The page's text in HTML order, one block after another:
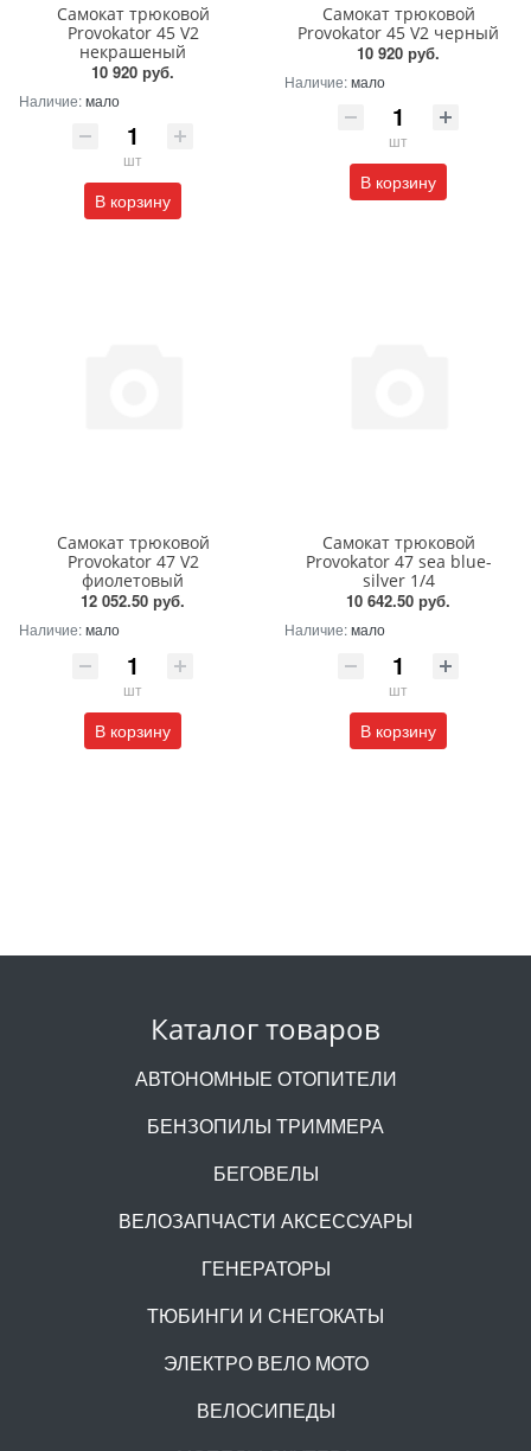
Самокат трюковой
Provokator 45 V2
некрашеный
10 920 руб.
Наличие:мало
шт
В корзину
Самокат трюковой
Provokator 45 V2 черный
10 920 руб.
Наличие:мало
шт
В корзину
Самокат трюковой
Provokator 47 V2
фиолетовый
12 052.50 руб.
Наличие:мало
шт
В корзину
Самокат трюковой
Provokator 47 sea blue-
silver 1/4
10 642.50 руб.
Наличие:мало
шт
В корзину
Каталог товаров
АВТОНОМНЫЕ ОТОПИТЕЛИ
БЕНЗОПИЛЫ ТРИММЕРА
БЕГОВЕЛЫ
ВЕЛОЗАПЧАСТИ АКСЕССУАРЫ
ГЕНЕРАТОРЫ
ТЮБИНГИ И СНЕГОКАТЫ
ЭЛЕКТРО ВЕЛО MOTO
ВЕЛОСИПЕДЫ